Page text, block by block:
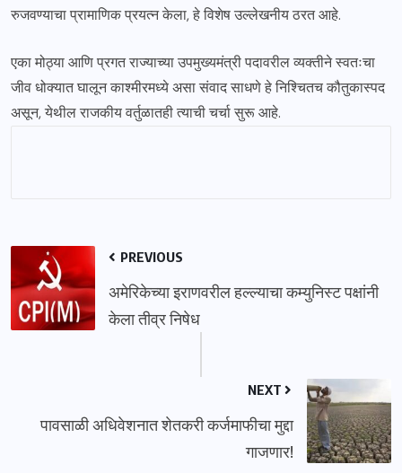
रुजवण्याचा प्रामाणिक प्रयत्न केला, हे विशेष उल्लेखनीय ठरत आहे.
एका मोठ्या आणि प्रगत राज्याच्या उपमुख्यमंत्री पदावरील व्यक्तीने स्वतःचा
जीव धोक्यात घालून काश्मीरमध्ये असा संवाद साधणे हे निश्चितच कौतुकास्पद
असून, येथील राजकीय वर्तुळातही त्याची चर्चा सुरू आहे.
PREVIOUS
अमेरिकेच्या इराणवरील हल्ल्याचा कम्युनिस्ट पक्षांनी
केला तीव्र निषेध
NEXT
पावसाळी अधिवेशनात शेतकरी कर्जमाफीचा मुद्दा
गाजणार!